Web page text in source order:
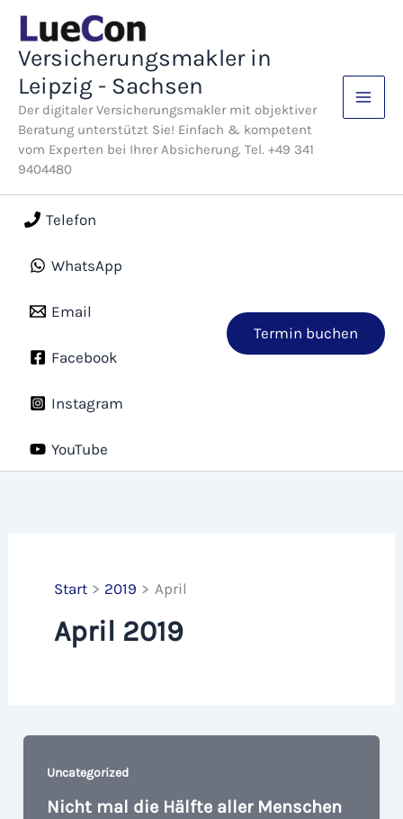
Zum
Inhalt
springen
Versicherungsmakler in
Leipzig - Sachsen
Der digitaler Versicherungsmakler mit objektiver
Beratung unterstützt Sie! Einfach & kompetent
vom Experten bei Ihrer Absicherung. Tel. +49 341
9404480
Telefon
WhatsApp
Email
Facebook
Instagram
YouTube
Termin buchen
Start 2019 April
April 2019
Uncategorized
Nicht mal die Hälfte aller Menschen